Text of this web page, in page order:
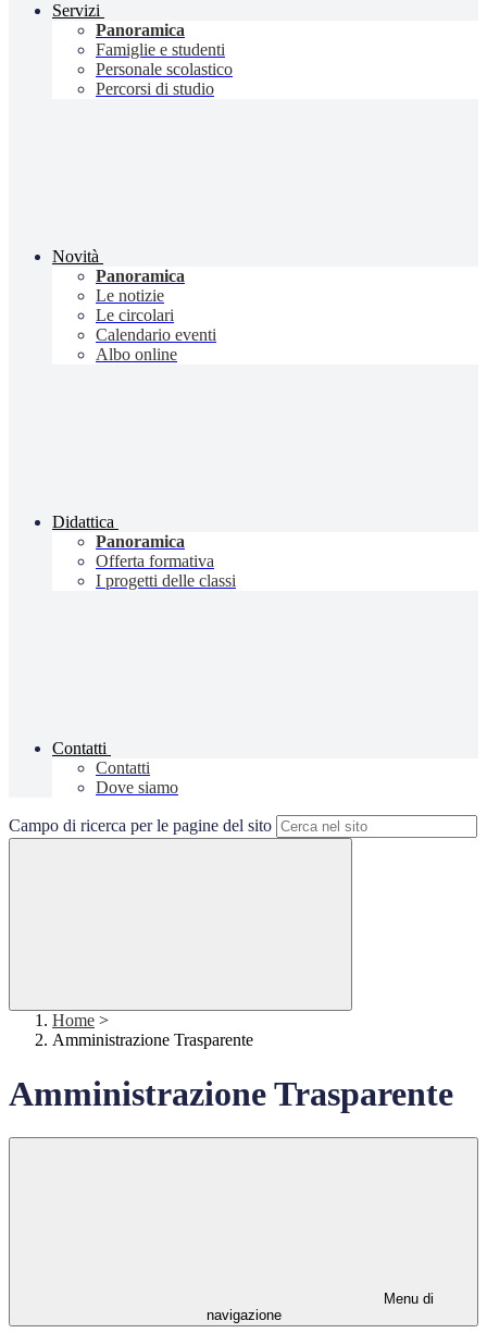
Servizi
Panoramica
Famiglie e studenti
Personale scolastico
Percorsi di studio
Novità
Panoramica
Le notizie
Le circolari
Calendario eventi
Albo online
Didattica
Panoramica
Offerta formativa
I progetti delle classi
Contatti
Contatti
Dove siamo
Campo di ricerca per le pagine del sito
Home >
Amministrazione Trasparente
Amministrazione Trasparente
Menu di
navigazione